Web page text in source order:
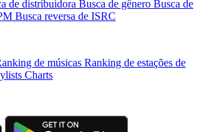
de distribuidora Busca de gênero Busca de
Busca reversa de ISRC
de músicas Ranking de estações de
Charts